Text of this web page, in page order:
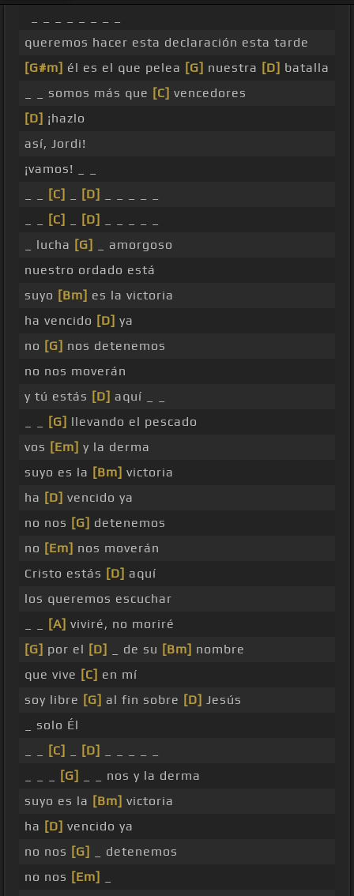
queremos hacer esta declaración esta tarde
[G#m] él es el que pelea [G] nuestra [D] batalla
_ _ somos más que [C] vencedores
[D] ¡hazlo
así, Jordi!
¡vamos! _ _
[C] [D]
[C] [D]
_ lucha [G]
_ amorgoso
nuestro ordado está
suyo [Bm] es la victoria
ha vencido [D] ya
no [G] nos detenemos
no nos moverán
y tú estás [D] aquí _ _
[G] llevando el pescado
vos [Em] y la derma
suyo es la [Bm] victoria
ha [D] vencido ya
no nos [G] detenemos
no [Em] nos moverán
Cristo estás [D] aquí
los queremos escuchar
[A] viviré, no moriré
[G] por el [D] _ de su [Bm] nombre
que vive [C] en mí
soy libre [G] al fin sobre [D] Jesús
_ solo Él
[C] [D]
[G]
_ _ nos y la derma
suyo es la [Bm] victoria
ha [D] vencido ya
no nos [G]
_ detenemos
no nos [Em]